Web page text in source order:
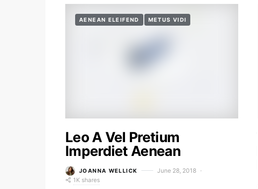
AENEAN ELEIFEND METUS VIDI
Leo A Vel Pretium
Imperdiet Aenean
JOANNA WELLICK
June 28, 2018
1K shares